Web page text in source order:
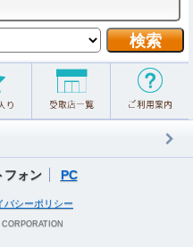
フォン PC
バシーポリシー